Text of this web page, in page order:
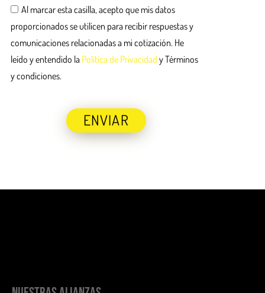
Al marcar esta casilla, acepto que mis datos
proporcionados se utilicen para recibir respuestas y
comunicaciones relacionadas a mi cotización. He
leído y entendido la Política de Privacidad y Términos
y condiciones.
ENVIAR